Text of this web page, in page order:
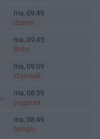
ma, 09:49
dzsimi
ma, 09:45
Boby
ma, 09:09
ktamask
Orosz - Ukrán háború - trollmentes topik
ma, 08:59
pogacsa
ma, 08:49
ferugio